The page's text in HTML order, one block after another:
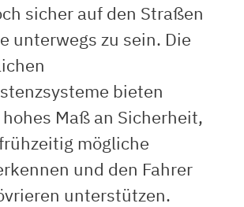
sicher auf den Straßen
unterwegs zu sein. Die
bieten
Maß an Sicherheit,
mögliche
und den Fahrer
unterstützen.